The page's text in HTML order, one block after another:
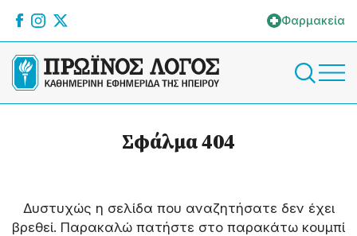
Φαρμακεία
Σφάλμα 404
Δυστυχώς η σελίδα που αναζητήσατε δεν έχει
βρεθεί. Παρακαλώ πατήστε στο παρακάτω κουμπί